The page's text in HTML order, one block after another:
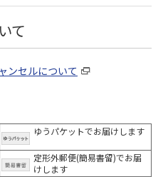
て
ンセルについて
ゆうパケットでお届けします
定形外郵便(簡易書留)でお届
けします